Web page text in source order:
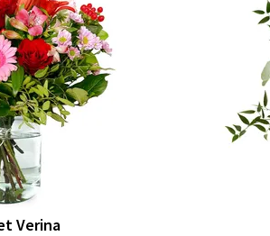
Verina